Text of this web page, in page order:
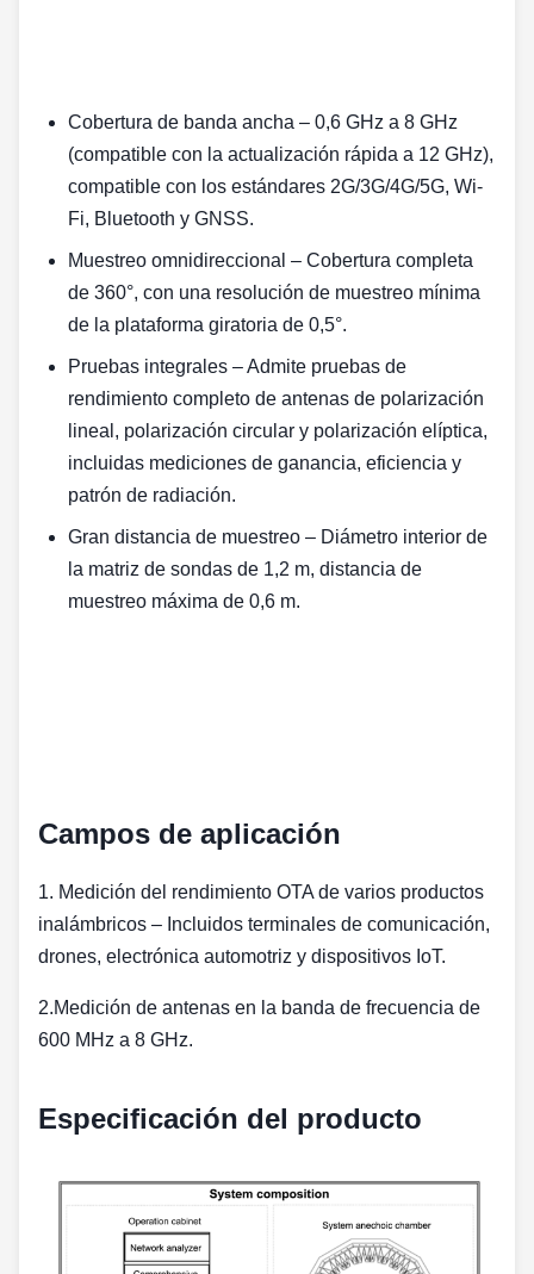
Cobertura de banda ancha‌ – 0,6 GHz a 8 GHz
(compatible con la actualización rápida a 12 GHz),
compatible con los estándares 2G/3G/4G/5G, Wi-
Fi, Bluetooth y GNSS.
Muestreo omnidireccional‌ – Cobertura completa
de 360°, con una resolución de muestreo mínima
de la plataforma giratoria de 0,5°.
Pruebas integrales‌ – Admite pruebas de
rendimiento completo de antenas de polarización
lineal, polarización circular y polarización elíptica,
incluidas mediciones de ganancia, eficiencia y
patrón de radiación.
Gran distancia de muestreo‌ – Diámetro interior de
la matriz de sondas de 1,2 m, distancia de
muestreo máxima de 0,6 m.
Campos de aplicación
1. Medición del rendimiento OTA de varios productos
inalámbricos‌ – Incluidos terminales de comunicación,
drones, electrónica automotriz y dispositivos IoT.
2.‌Medición de antenas en la banda de frecuencia de
600 MHz a 8 GHz.
Especificación del producto